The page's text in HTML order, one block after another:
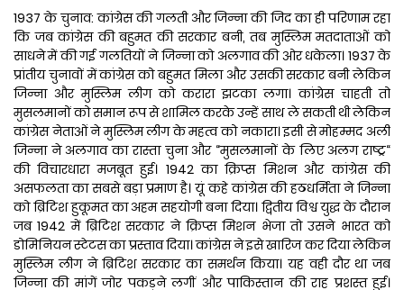
1937 के चुनाव: कांग्रेस की गलती और जिन्ना की जिद का ही परिणाम रहा
कि जब कांग्रेस की बहुमत की सरकार बनी, तब मुस्लिम मतदाताओं को
साधने में की गई गलतियों ने जिन्ना को अलगाव की ओर धकेला। 1937 के
प्रांतीय चुनावों में कांग्रेस को बहुमत मिला और उसकी सरकार बनी लेकिन
जिन्ना और मुस्लिम लीग को करारा झटका लगा। कांग्रेस चाहती तो
मुसलमानों को समान रूप से शामिल करके उन्हें साथ ले सकती थी लेकिन
कांग्रेस नेताओं ने मुस्लिम लीग के महत्व को नकारा। इसी से मोहम्मद अली
जिन्ना ने अलगाव का रास्ता चुना और “मुसलमानों के लिए अलग राष्ट्र“
की विचारधारा मजबूत हुई। 1942 का क्रिप्स मिशन और कांग्रेस की
असफलता का सबसे बड़ा प्रमाण है। यूं कहे कांग्रेस की हठधर्मिता ने जिन्ना
को ब्रिटिश हुकूमत का अहम सहयोगी बना दिया। द्वितीय विश्व युद्ध के दौरान
जब 1942 में ब्रिटिश सरकार ने क्रिप्स मिशन भेजा तो उसने भारत को
डोमिनियन स्टेटस का प्रस्ताव दिया। कांग्रेस ने इसे खारिज कर दिया लेकिन
मुस्लिम लीग ने ब्रिटिश सरकार का समर्थन किया। यह वही दौर था जब
जिन्ना की मांगें जोर पकड़ने लगीं और पाकिस्तान की राह प्रशस्त हुई।